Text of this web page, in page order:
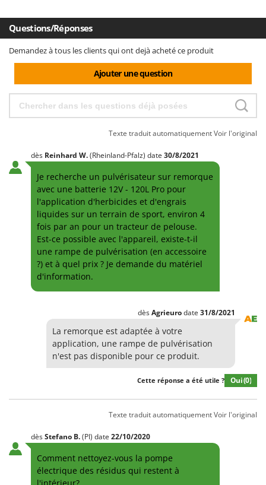
Z
Zanon
Zephir
ZGrills
Zomax
Questions/Réponses
Demandez à tous les clients qui ont dejà acheté ce produit
Ajouter une question
Texte traduit automatiquementVoir l'original
dès Reinhard W.(Rheinland-Pfalz) date 30/8/2021
Je recherche un pulvérisateur sur remorque
avec une batterie 12V - 120L Pro pour
l'application d'herbicides et d'engrais
liquides sur un terrain de sport, environ 4
fois par an pour un tracteur de pelouse.
Est-ce possible avec l'appareil, existe-t-il
une rampe de pulvérisation (en accessoire
?) et à quel prix ? Je demande du matériel
d'information.
dèsAgrieurodate 31/8/2021
La remorque est adaptée à votre
application, une rampe de pulvérisation
n'est pas disponible pour ce produit.
Cette réponse a été utile ? Oui(0)
Texte traduit automatiquementVoir l'original
dèsStefano B.(PI) date 22/10/2020
Comment nettoyez-vous la pompe
électrique des résidus qui restent à
l'intérieur?